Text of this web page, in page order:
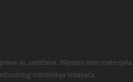
su zadržana. Nijedan deo materijala
odobrenja izdavača.